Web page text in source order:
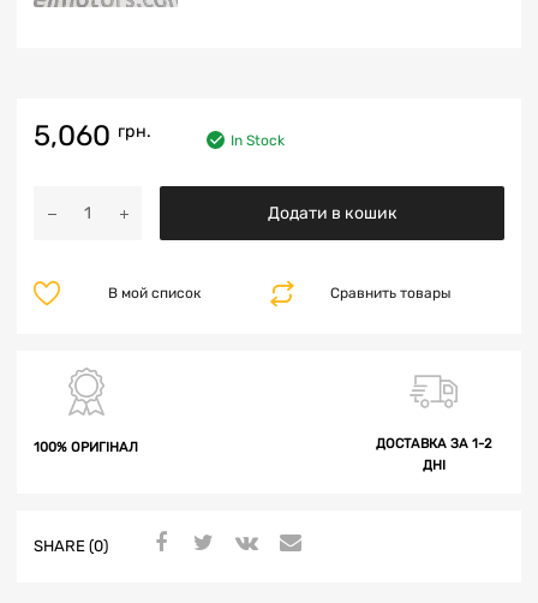
5,060 грн. In Stock
Додати в кошик
Сравнить товары
В мой список
100% ОРИГІНАЛ
ДОСТАВКА ЗА 1-2
ДНІ
SHARE (0)